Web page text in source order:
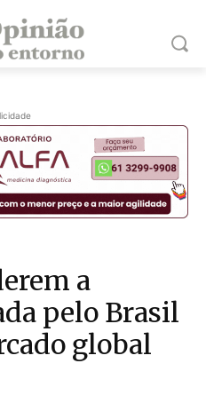
a
pelo Brasil
global